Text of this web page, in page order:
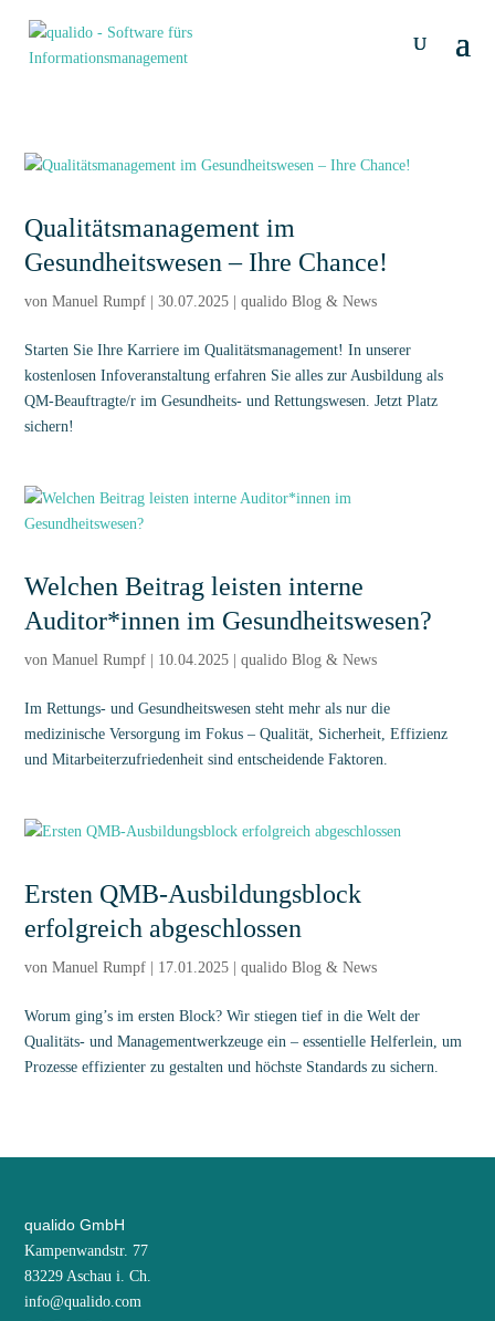
Qualitätsmanagement im
Gesundheitswesen – Ihre Chance!
vonManuel Rumpf |30.07.2025 |qualido Blog & News
Starten Sie Ihre Karriere im Qualitätsmanagement! In unserer
kostenlosen Infoveranstaltung erfahren Sie alles zur Ausbildung als
QM-Beauftragte/r im Gesundheits- und Rettungswesen. Jetzt Platz
sichern!
Welchen Beitrag leisten interne
Auditor*innen im Gesundheitswesen?
vonManuel Rumpf 10.04.2025 |qualido Blog & News
Im Rettungs- und Gesundheitswesen steht mehr als nur die
medizinische Versorgung im Fokus – Qualität, Sicherheit, Effizienz
und Mitarbeiterzufriedenheit sind entscheidende Faktoren.
Ersten QMB-Ausbildungsblock
erfolgreich abgeschlossen
vonManuel Rumpf 17.01.2025 |qualido Blog & News
Worum ging’s im ersten Block? Wir stiegen tief in die Welt der
Qualitäts- und Managementwerkzeuge ein – essentielle Helferlein, um
Prozesse effizienter zu gestalten und höchste Standards zu sichern.
qualido GmbH
Kampenwandstr. 77
83229 Aschau i. Ch.
info@qualido.com